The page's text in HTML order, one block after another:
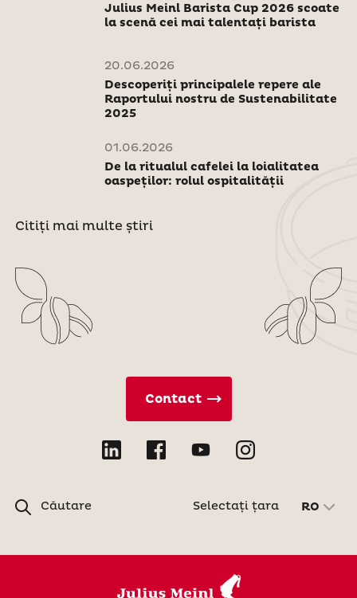
Julius Meinl Barista Cup 2026 scoate
la scenă cei mai talentați barista
20.06.2026
Descoperiți principalele repere ale
Raportului nostru de Sustenabilitate
2025
01.06.2026
De la ritualul cafelei la loialitatea
oaspeților: rolul ospitalității
Citiți mai multe știri
Căutare
Contact
Selectați țara RO